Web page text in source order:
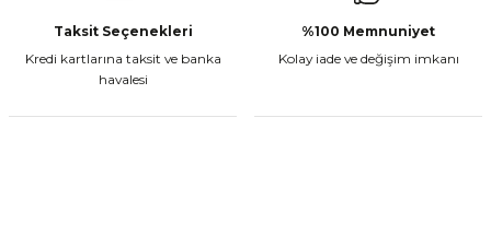
Taksit Seçenekleri
Kredi kartlarına taksit ve banka
havalesi
%100 Memnuniyet
Kolay iade ve değişim imkanı